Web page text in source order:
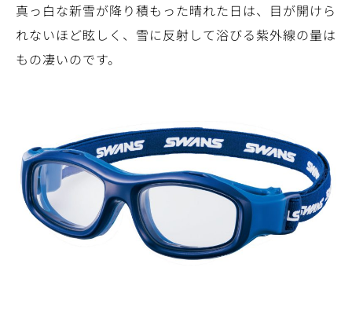
真っ白な新雪が降り積もった晴れた日は、目が開けら
れないほど眩しく、雪に反射して浴びる紫外線の量は
もの凄いのです。